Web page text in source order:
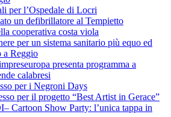
per l’Ospedale di Locri
un defibrillatore al Tempietto
cooperativa costa viola
per un sistema sanitario più equo ed
a Reggio
presenta programma a
calabresi
per i Negroni Days
per il progetto “Best Artist in Gerace”
Cartoon Show Party: l’unica tappa in